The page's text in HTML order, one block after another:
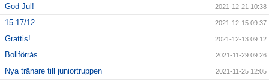
God Jul! 2021-12-21 10:38
15-17/12 2021-12-15 09:37
Grattis! 2021-12-13 09:12
Bollförrås 2021-11-29 09:26
Nya tränare till juniortruppen 2021-11-25 12:05